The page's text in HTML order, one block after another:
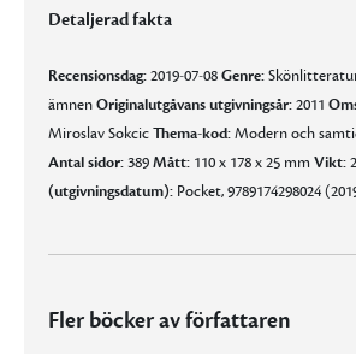
Detaljerad fakta
Recensionsdag:2019-07-08Genre:
ämnenOriginalutgåvans utgivningsår:2011
Miroslav SokcicThema-kod:Modern och
Antal sidor:389Mått: 110 x 178 x 25 mmVikt:
(utgivningsdatum): Pocket, 9789174298024
Fler böcker av författaren